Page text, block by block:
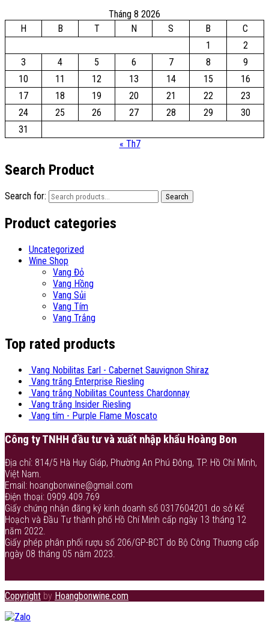
Tháng 8 2026
H
B T N S B
C
1
2
3
4 5 6 7 8
9
10
11 12 13 14 15
16
17
18 19 20 21 22
23
24
25 26 27 28 29
30
31
« Th7
Search Product
Search for: Search
Product categories
Uncategorized
Wine Shop
Vang Đỏ
Vang Hồng
Vang Sủi
Vang Tím
Vang Trắng
Top rated products
Vang Nobilitas Earl - Cabernet Sauvignon Shiraz
Vang trắng Enterprise Riesling
Vang trắng Nobilitas Countess Chardonnay
Vang trắng Insider Riesling
Vang tím - Purple Flame Moscato
Công ty TNHH đầu tư và xuất nhập khẩu Hoàng Bon
Địa chỉ: 814/5 Hà Huy Giáp, Phường An Phú Đông, TP. Hồ Chí Minh,
Việt Nam.
Email: hoangbonwine@gmail.com
Điện thoại: 0909.409.769
Giấy chứng nhận đăng ký kinh doanh số 0317604201 do sở Kế
Hoạch và Đầu Tư thành phố Hồ Chí Minh cấp ngày 13 tháng 12
năm 2022.
Giấy phép phân phối rượu số 206/GP-BCT do Bộ Công Thương cấp
ngày 08 tháng 05 năm 2023.
Copyright by Hoangbonwine.com